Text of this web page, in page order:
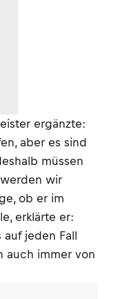
ergänzte:
aber es sind
müssen
wir
ob er im
erklärte er:
jeden Fall
auch immer von